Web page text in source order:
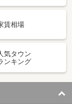
賃相場
気タウン
ンキング